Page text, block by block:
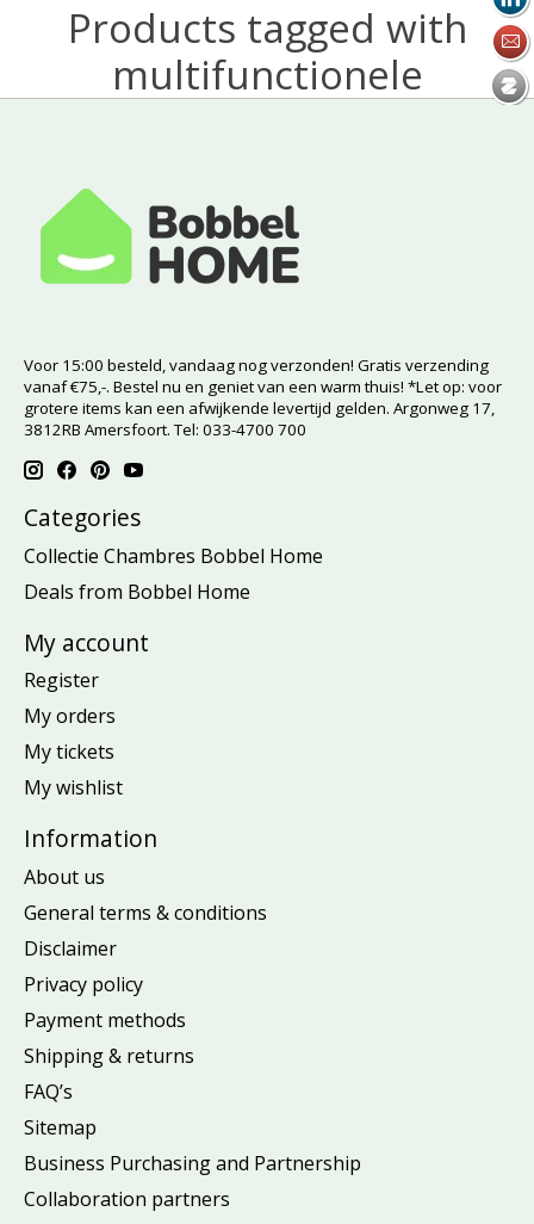
Products tagged with
multifunctionele
Voor 15:00 besteld, vandaag nog verzonden! Gratis verzending
vanaf €75,-. Bestel nu en geniet van een warm thuis! *Let op: voor
grotere items kan een afwijkende levertijd gelden. Argonweg 17,
3812RB Amersfoort. Tel: 033-4700 700
Categories
Collectie Chambres Bobbel Home
Deals from Bobbel Home
My account
Register
My orders
My tickets
My wishlist
Information
About us
General terms & conditions
Disclaimer
Privacy policy
Payment methods
Shipping & returns
FAQ’s
Sitemap
Business Purchasing and Partnership
Collaboration partners